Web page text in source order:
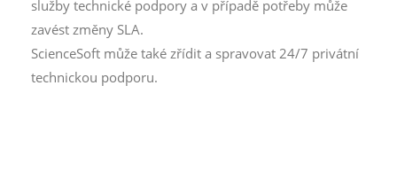
služby technické podpory a v případě potřeby může
zavést změny SLA.
ScienceSoft může také zřídit a spravovat 24/7 privátní
technickou podporu.